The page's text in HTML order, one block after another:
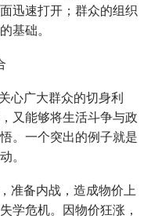
迅速打开；群众的组织
基础。
心广大群众的切身利
又能够将生活斗争与政
。一个突出的例子就是
。
准备内战，造成物价上
学危机。因物价狂涨，